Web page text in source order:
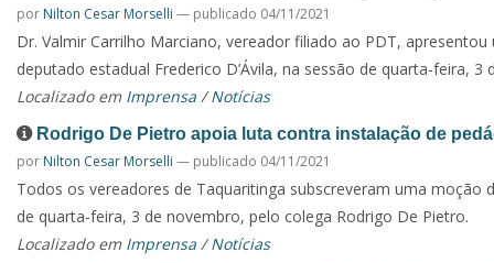
por Nilton Cesar Morselli — publicado 04/11/2021
Dr. Valmir Carrilho Marciano, vereador filiado ao PDT,
deputado estadual Frederico D’Ávila, na sessão de quarta-feira, 3
Localizado em Imprensa /Notícias
Rodrigo De Pietro apoia luta contra instalação de
por Nilton Cesar Morselli — publicado 04/11/2021
Todos os vereadores de Taquaritinga subscreveram uma moção
de quarta-feira, 3 de novembro, pelo colega Rodrigo De Pietro.
Localizado em Imprensa /Notícias